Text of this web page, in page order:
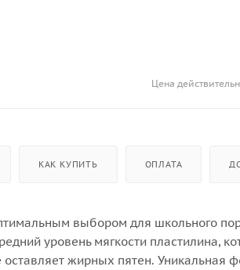
Цена
КАК КУПИТЬ ОПЛАТА
выбором для школьного
уровень мягкости пластилина,
жирных пятен. Уникальная